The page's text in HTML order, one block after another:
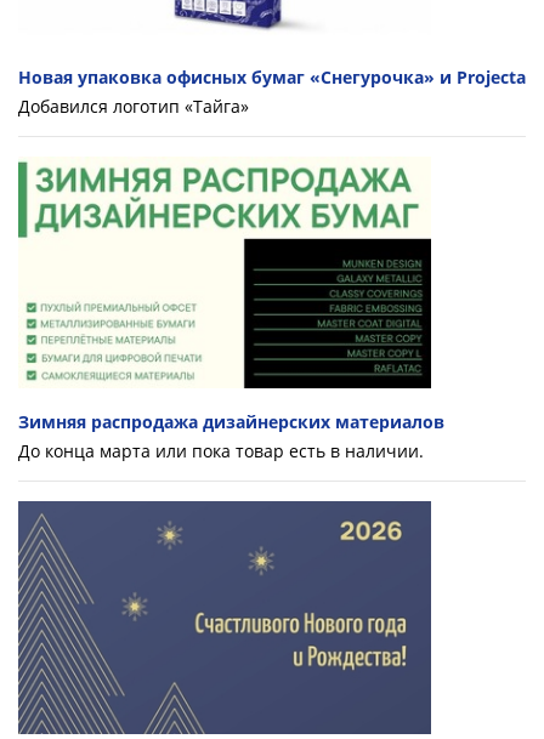
Новая упаковка офисных бумаг «Снегурочка» и Projecta
Добавился логотип «Тайга»
Зимняя распродажа дизайнерских материалов
До конца марта или пока товар есть в наличии.